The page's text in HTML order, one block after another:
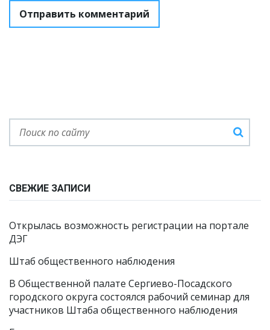
СВЕЖИЕ ЗАПИСИ
Открылась возможность регистрации на портале
ДЭГ
Штаб общественного наблюдения
В Общественной палате Сергиево-Посадского
городского округа состоялся рабочий семинар для
участников Штаба общественного наблюдения